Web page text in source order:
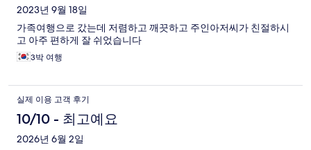
후
기
2023년 9월 18일
가족여행으로 갔는데 저렴하고 깨끗하고 주인아저씨가 친절하시
고 아주 편하게 잘 쉬었습니다
3박 여행
실제 이용 고객 후기
10/10 - 최고예요
2026년 6월 2일